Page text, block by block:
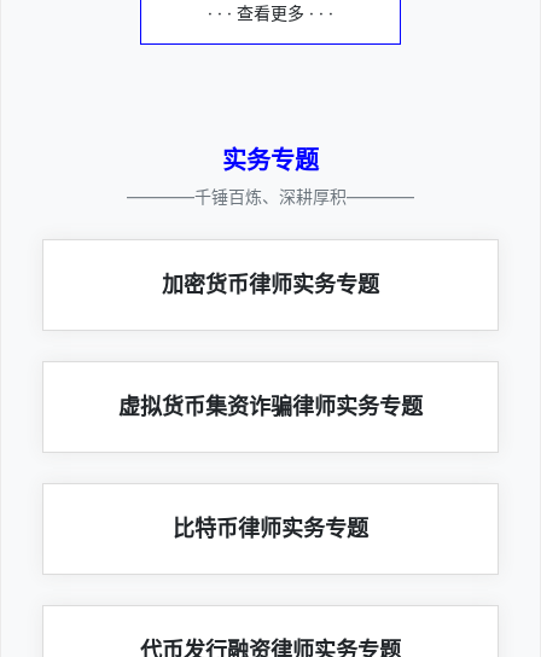
· · · 查看更多 · · ·
实务专题
————千锤百炼、深耕厚积————
加密货币律师实务专题
虚拟货币集资诈骗律师实务专题
比特币律师实务专题
代币发行融资律师实务专题